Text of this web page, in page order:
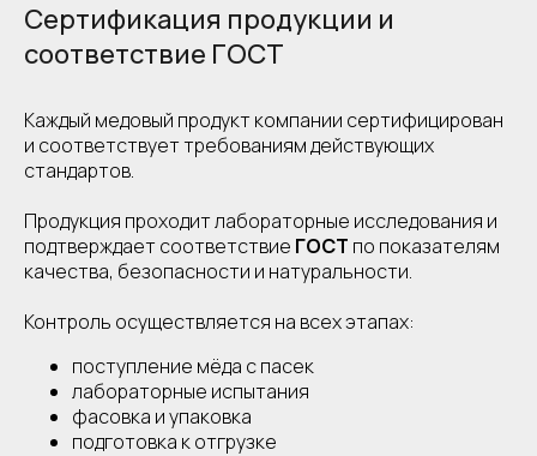
Сертификация продукции и
соответствие ГОСТ
Каждый медовый продукт компании сертифицирован
и соответствует требованиям действующих
стандартов.
Продукция проходит лабораторные исследования и
подтверждает соответствие ГОСТ по показателям
качества, безопасности и натуральности.
Контроль осуществляется на всех этапах:
поступление мёда с пасек
лабораторные испытания
фасовка и упаковка
подготовка к отгрузке